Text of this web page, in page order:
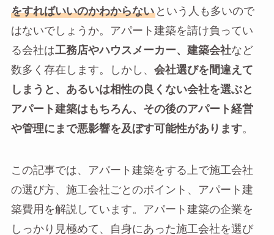
をすればいいのかわからないという人も多いので
はないでしょうか。アパート建築を請け負ってい
る会社は工務店やハウスメーカー、建築会社など
数多く存在します。しかし、 会社選びを間違えて
しまうと、あるいは相性の良くない会社を選ぶと
アパート建築はもちろん、その後のアパート経営
や管理にまで悪影響を及ぼす可能性があります。
この記事では、アパート建築をする上で施工会社
の選び方、施工会社ごとのポイント、アパート建
築費用を解説しています。アパート建築の企業を
しっかり見極めて、自身にあった施工会社を選び